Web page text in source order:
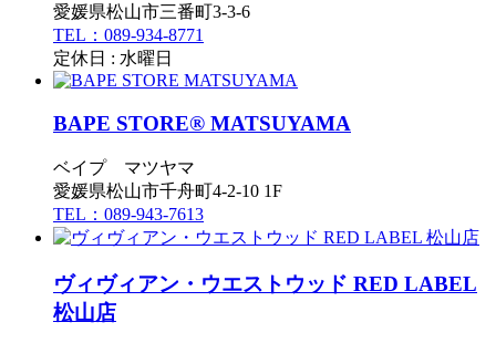
愛媛県松山市三番町3-3-6
TEL：089-934-8771
定休日 : 水曜日
BAPE STORE® MATSUYAMA
ベイプ マツヤマ
愛媛県松山市千舟町4-2-10 1F
TEL：089-943-7613
ヴィヴィアン・ウエストウッド RED LABEL
松山店